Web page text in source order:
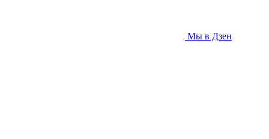
Мы в Дзен